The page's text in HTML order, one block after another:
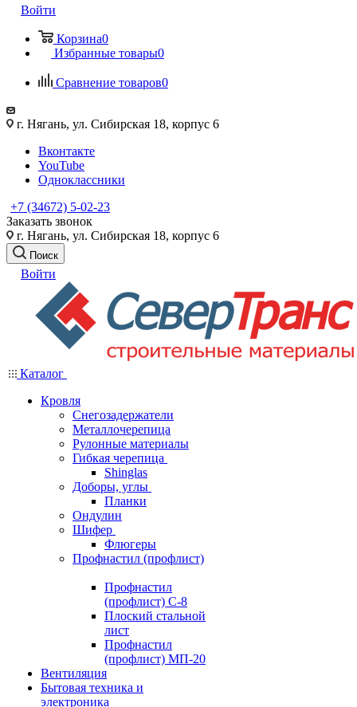
Войти
Корзина0
Избранные товары0
Сравнение товаров0
г. Нягань, ул. Сибирская 18, корпус 6
Вконтакте
YouTube
Одноклассники
+7 (34672) 5-02-23
Заказать звонок
г. Нягань, ул. Сибирская 18, корпус 6
Поиск
Войти
Каталог
Кровля
Снегозадержатели
Металлочерепица
Рулонные материалы
Гибкая черепица
Shinglas
Доборы, углы
Планки
Ондулин
Шифер
Флюгеры
Профнастил (профлист)
Профнастил
(профлист) С-8
Плоский стальной
лист
Профнастил
(профлист) МП-20
Вентиляция
Бытовая техника и
электроника